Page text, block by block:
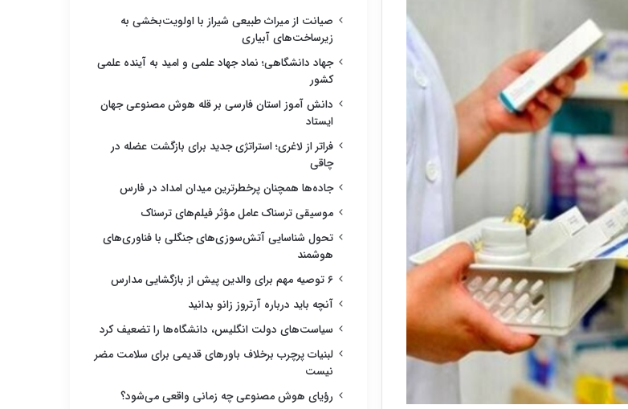
صیانت از میراث طبیعی شیراز با اولویت‌بخشی به
زیرساخت‌های آبیاری
جهاد دانشگاهی؛ نماد جهاد علمی و امید به آینده علمی
کشور
دانش آموز استان فارسی بر قله هوش مصنوعی جهان
ایستاد
فراتر از لاغری؛ استراتژی جدید برای بازگشت عضله در
چاقی
جاده‌ها همچنان پرخطرترین میدان امداد در فارس
موسیقی ترسناک عامل مؤثر فیلم‌های ترسناک
تحول شناسایی آتش‌سوزی‌های جنگلی با فناوری‌های
هوشمند
۶ توصیه مهم برای والدین پیش از بازگشایی مدارس
آنچه باید درباره آرتروز زانو بدانید
سیاست‌های دولت انگلیس، دانشگاه‌ها را تضعیف کرد
لبنیات پرچرب برخلاف باورهای قدیمی برای سلامت مضر
نیست
رؤیای هوش مصنوعی چه زمانی واقعی می‌شود؟